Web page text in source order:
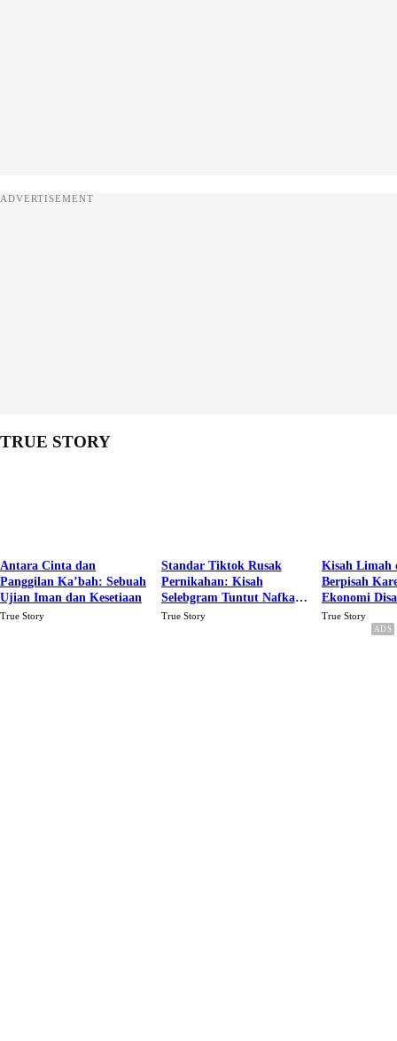
ADVERTISEMENT
TRUE STORY
Antara Cinta dan
Panggilan Ka’bah: Sebuah
Ujian Iman dan Kesetiaan
True Story
Standar Tiktok Rusak
Pernikahan: Kisah
Selebgram Tuntut Nafkah
Rp.15 Juta Perbulan
True Story
Kisah Limah
Berpisah
Ekonomi
Karena Cinta
True Story